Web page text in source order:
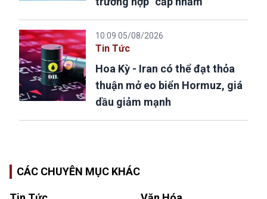
10:09 05/08/2026
Tin Tức
Hoa Kỳ - Iran có thể đạt thỏa
thuận mở eo biển Hormuz, giá
dầu giảm mạnh
CÁC CHUYÊN MỤC KHÁC